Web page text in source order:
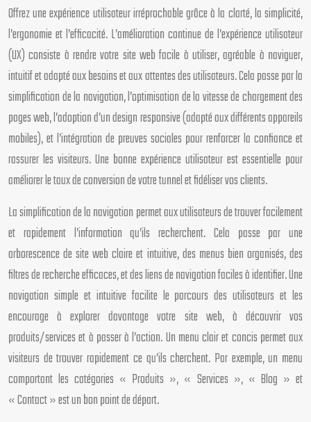
Offrez une expérience utilisateur irréprochable grâce à la clarté, la simplicité,
l’ergonomie et l’efficacité. L’amélioration continue de l’expérience utilisateur
(UX) consiste à rendre votre site web facile à utiliser, agréable à naviguer,
intuitif et adapté aux besoins et aux attentes des utilisateurs. Cela passe par la
simplification de la navigation, l’optimisation de la vitesse de chargement des
pages web, l’adoption d’un design responsive (adapté aux différents appareils
mobiles), et l’intégration de preuves sociales pour renforcer la confiance et
rassurer les visiteurs. Une bonne expérience utilisateur est essentielle pour
améliorer le taux de conversion de votre tunnel et fidéliser vos clients.
La simplification de la navigation permet aux utilisateurs de trouver facilement
et rapidement l’information qu’ils recherchent. Cela passe par une
arborescence de site web claire et intuitive, des menus bien organisés, des
filtres de recherche efficaces, et des liens de navigation faciles à identifier. Une
navigation simple et intuitive facilite le parcours des utilisateurs et les
encourage à explorer davantage votre site web, à découvrir vos
produits/services et à passer à l’action. Un menu clair et concis permet aux
visiteurs de trouver rapidement ce qu’ils cherchent. Par exemple, un menu
comportant les catégories « Produits », « Services », « Blog » et
« Contact » est un bon point de départ.